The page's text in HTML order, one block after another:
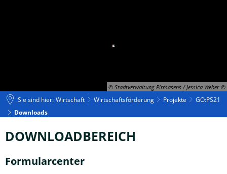
© Stadtverwaltung Pirmasens / Jessica Weber
Sie sind hier: Wirtschaft Wirtschaftsförderung Projekte
GO:PS21
Downloads
Downloads
DOWNLOADBEREICH
Formularcenter